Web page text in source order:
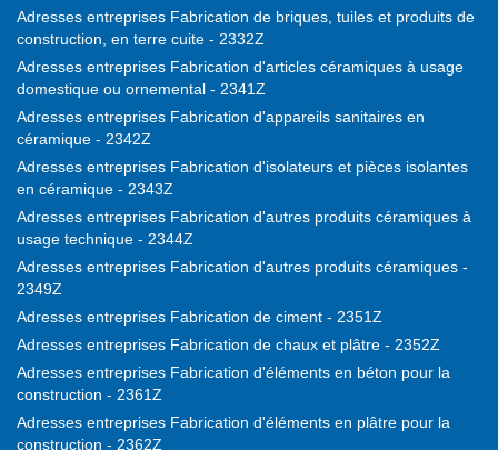
Adresses entreprises Fabrication de briques, tuiles et produits de
construction, en terre cuite - 2332Z
Adresses entreprises Fabrication d'articles céramiques à usage
domestique ou ornemental - 2341Z
Adresses entreprises Fabrication d'appareils sanitaires en
céramique - 2342Z
Adresses entreprises Fabrication d'isolateurs et pièces isolantes
en céramique - 2343Z
Adresses entreprises Fabrication d'autres produits céramiques à
usage technique - 2344Z
Adresses entreprises Fabrication d'autres produits céramiques -
2349Z
Adresses entreprises Fabrication de ciment - 2351Z
Adresses entreprises Fabrication de chaux et plâtre - 2352Z
Adresses entreprises Fabrication d'éléments en béton pour la
construction - 2361Z
Adresses entreprises Fabrication d'éléments en plâtre pour la
construction - 2362Z